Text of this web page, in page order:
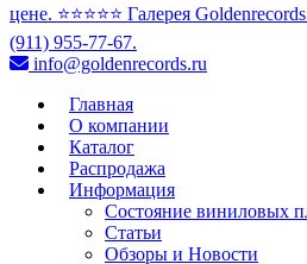
цене. ⭐️⭐️⭐️⭐️⭐️ Галерея
(911) 955-77-67.
info@goldenrecords.ru
Главная
О компании
Каталог
Распродажа
Информация
Состояние виниловых
Статьи
Обзоры и Новости